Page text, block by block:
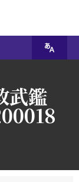
武鑑